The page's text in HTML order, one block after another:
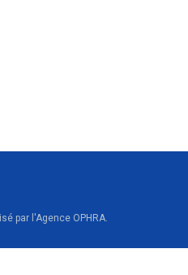
par l'Agence OPHRA.